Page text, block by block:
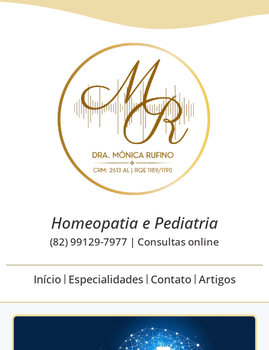
Homeopatia e Pediatria
(82) 99129-7977 | Consultas online
Início Especialidades Contato Artigos